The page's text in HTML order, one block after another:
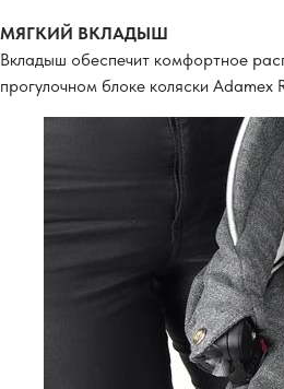
МЯГКИЙ ВКЛАДЫШ
Вкладыш обеспечит комфортное
прогулочном блоке коляски Adamex